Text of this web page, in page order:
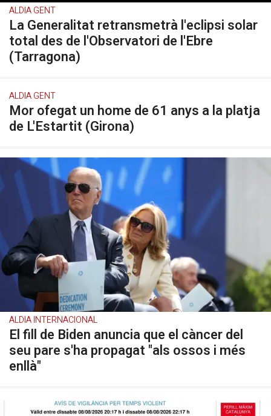
ALDIA GENT
La Generalitat retransmetrà l'eclipsi solar
total des de l'Observatori de l'Ebre
(Tarragona)
ALDIA GENT
Mor ofegat un home de 61 anys a la platja
de L'Estartit (Girona)
ALDIA INTERNACIONAL
El fill de Biden anuncia que el càncer del
seu pare s'ha propagat "als ossos i més
enllà"